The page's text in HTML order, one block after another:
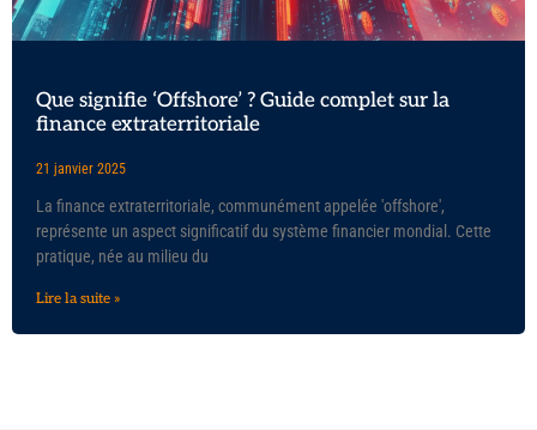
Que signifie ‘Offshore’ ? Guide complet sur la
finance extraterritoriale
21 janvier 2025
La finance extraterritoriale, communément appelée 'offshore',
représente un aspect significatif du système financier mondial. Cette
pratique, née au milieu du
Lire la suite »